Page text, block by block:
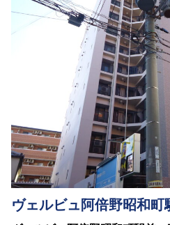
ヴェルビュ阿倍野昭和町